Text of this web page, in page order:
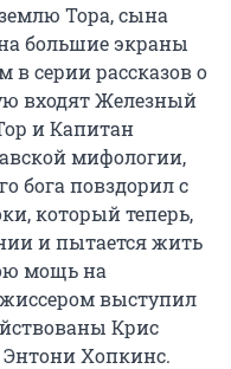
Тора, сына
большие экраны
в серии рассказов о
входят Железный
и Капитан
мифологии,
бога повздорил с
который теперь,
и пытается жить
мощь на
выступил
Крис
Хопкинс.